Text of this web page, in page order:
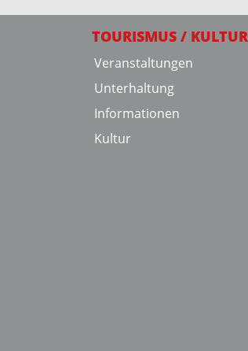
TOURISMUS / KULTUR
Veranstaltungen
Unterhaltung
Informationen
Kultur